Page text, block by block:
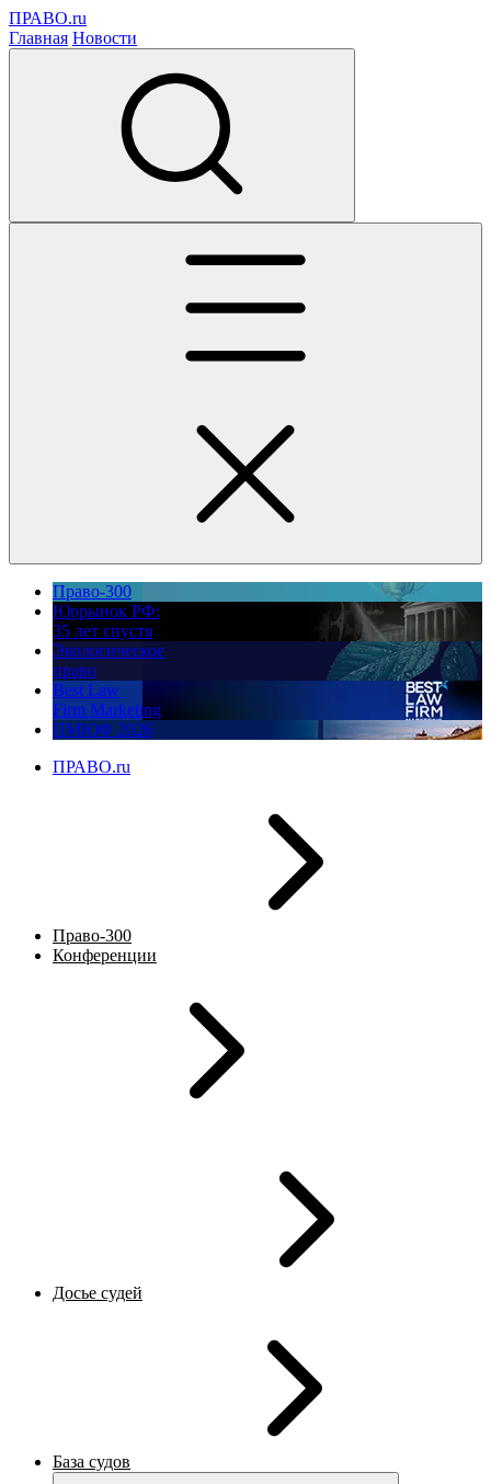
ПРАВО.ru
Главная Новости
Право-300
Юррынок РФ:
35 лет спустя
Экологическое
право
Best Law
Firm Marketing
ПМЮФ 2026
ПРАВО.ru
Право-300
Конференции
Досье судей
База судов